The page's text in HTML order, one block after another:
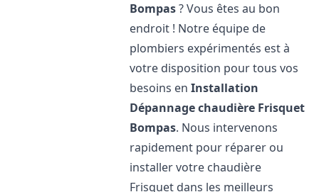
Bompas? Vous êtes au bon
endroit ! Notre équipe de
plombiers expérimentés est à
votre disposition pour tous vos
besoins enInstallation
Dépannage chaudière Frisquet
Bompas. Nous intervenons
rapidement pour réparer ou
installer votre chaudière
Frisquet dans les meilleurs